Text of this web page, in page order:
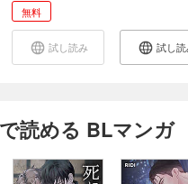
無料
試し読み 試し
読める BLマンガ